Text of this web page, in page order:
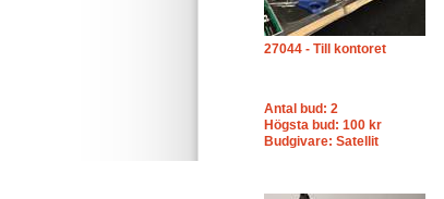
27044 - Till kontoret
Antal bud: 2
Högsta bud: 100 kr
Budgivare: Satellit